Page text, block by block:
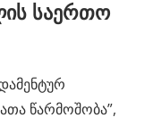
საერთო
წარმოშობა”,